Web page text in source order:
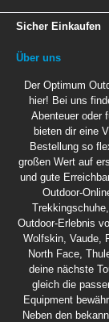
Sicher Einkaufen
Über uns
Der Optimum
hier! Bei uns
Abenteuer oder
bieten dir eine
Bestellung so
großen Wert auf
und gute
Outdoor-
Outdoor-Erlebnis
Wolfskin, Vaude,
North Face,
deine nächste
gleich die
Equipment
Neben den